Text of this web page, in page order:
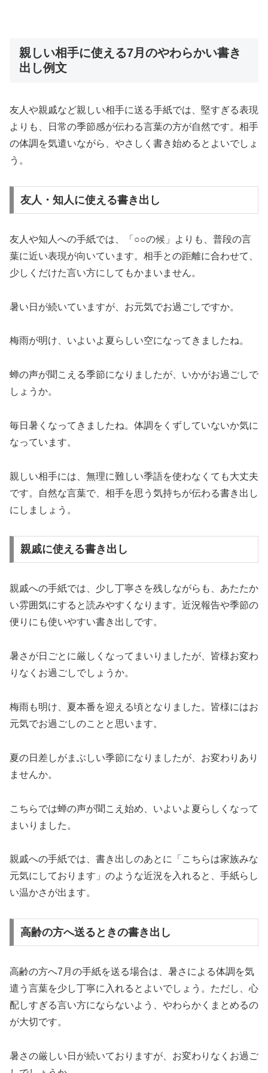
親しい相手に使える7月のやわらかい書き
出し例文
友人や親戚など親しい相手に送る手紙では、堅すぎる表現
よりも、日常の季節感が伝わる言葉の方が自然です。相手
の体調を気遣いながら、やさしく書き始めるとよいでしょ
う。
友人・知人に使える書き出し
友人や知人への手紙では、「○○の候」よりも、普段の言
葉に近い表現が向いています。相手との距離に合わせて、
少しくだけた言い方にしてもかまいません。
暑い日が続いていますが、お元気でお過ごしですか。
梅雨が明け、いよいよ夏らしい空になってきましたね。
蝉の声が聞こえる季節になりましたが、いかがお過ごしで
しょうか。
毎日暑くなってきましたね。体調をくずしていないか気に
なっています。
親しい相手には、無理に難しい季語を使わなくても大丈夫
です。自然な言葉で、相手を思う気持ちが伝わる書き出し
にしましょう。
親戚に使える書き出し
親戚への手紙では、少し丁寧さを残しながらも、あたたか
い雰囲気にすると読みやすくなります。近況報告や季節の
便りにも使いやすい書き出しです。
暑さが日ごとに厳しくなってまいりましたが、皆様お変わ
りなくお過ごしでしょうか。
梅雨も明け、夏本番を迎える頃となりました。皆様にはお
元気でお過ごしのことと思います。
夏の日差しがまぶしい季節になりましたが、お変わりあり
ませんか。
こちらでは蝉の声が聞こえ始め、いよいよ夏らしくなって
まいりました。
親戚への手紙では、書き出しのあとに「こちらは家族みな
元気にしております」のような近況を入れると、手紙らし
い温かさが出ます。
高齢の方へ送るときの書き出し
高齢の方へ7月の手紙を送る場合は、暑さによる体調を気
遣う言葉を少し丁寧に入れるとよいでしょう。ただし、心
配しすぎる言い方にならないよう、やわらかくまとめるの
が大切です。
暑さの厳しい日が続いておりますが、お変わりなくお過ご